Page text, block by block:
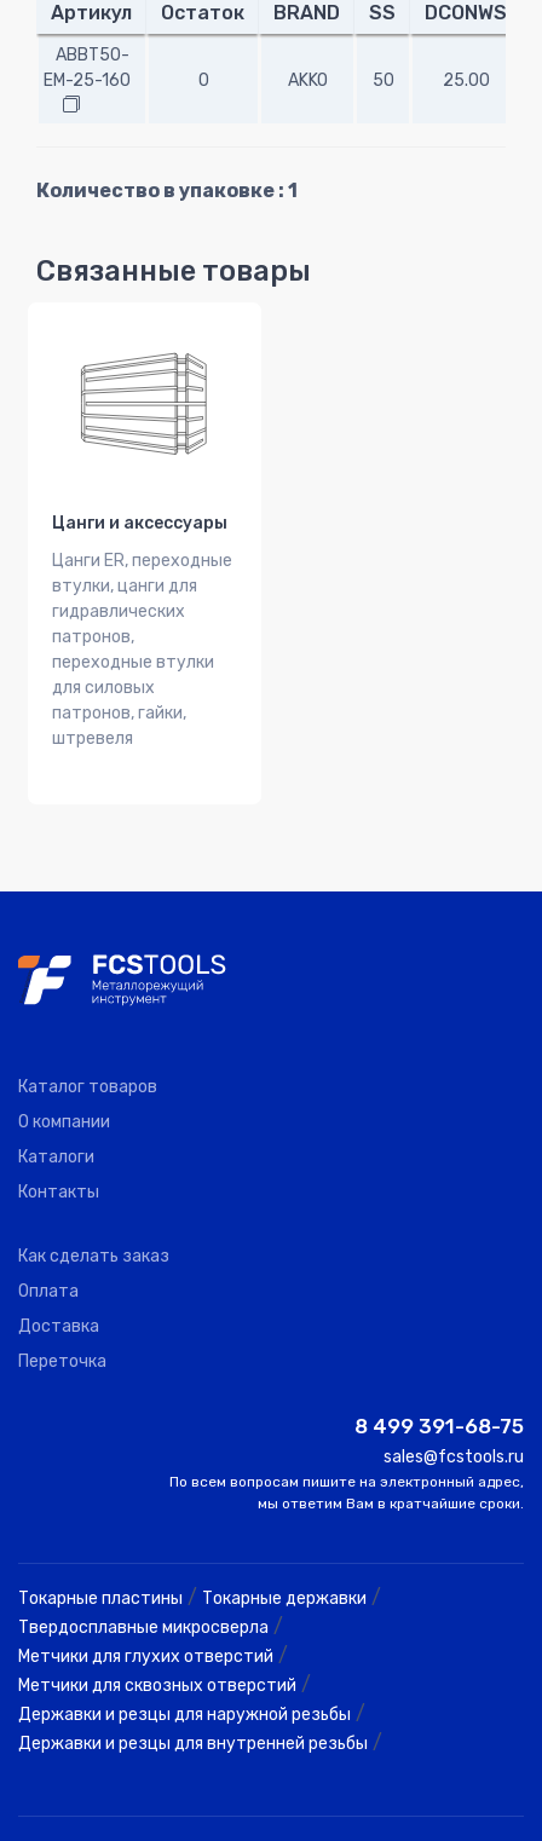
Артикул Остаток BRAND SS DCONWS
ABBT50-
EM-25-160
0 AKKO 50 25.00
Количество в упаковке : 1
Связанные товары
Цанги и аксессуары
Цанги ER, переходные
втулки, цанги для
гидравлических
патронов,
переходные втулки
для силовых
патронов, гайки,
штревеля
Каталог товаров
О компании
Каталоги
Контакты
Как сделать заказ
Оплата
Доставка
Переточка
8 499 391-68-75
sales@fcstools.ru
По всем вопросам пишите на электронный адрес,
мы ответим Вам в кратчайшие сроки.
Токарные пластины / Токарные державки /
Твердосплавные микросверла /
Метчики для глухих отверстий /
Метчики для сквозных отверстий /
Державки и резцы для наружной резьбы /
Державки и резцы для внутренней резьбы /